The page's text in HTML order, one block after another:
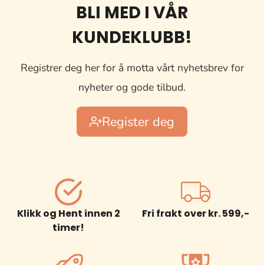
BLI MED I VÅR
KUNDEKLUBB!
Registrer deg her for å motta vårt nyhetsbrev for
nyheter og gode tilbud.
Register deg
Klikk og Hent innen 2
timer!
Fri frakt over kr. 599,-